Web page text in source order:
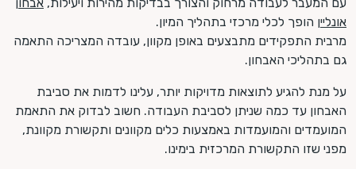
אונליין הופך לכלי מרכזי בתהליך המיון.
מרבית התפקידים מתבצעים באופן מקוון, עובדה המצריכה התאמה
גם בתהליכי האבחון.
על מנת להגיע לתוצאות מדויקות יותר, עלינו לדמות את סביבת
האבחון עד כמה שניתן לסביבת העבודה. חשוב לבדוק את התאמת
המועמדים והמועמדות באמצעות כלים מקוונים ותקשורת מקוונת,
מפני שזו התקשורת המרכזית בימינו.